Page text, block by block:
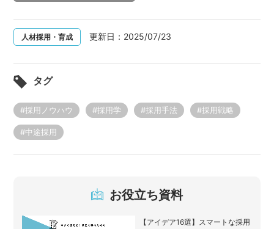
人材採用・育成 更新日： 2025/07/23
タグ
#採用ノウハウ #採用学 #採用手法 #採用戦略
#中途採用
お役立ち資料
【アイデア16選】スマートな採用